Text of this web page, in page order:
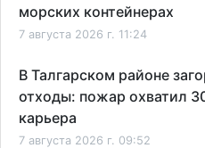
морских контейнерах
7 августа 2026 г. 11:24
В Талгарском районе
отходы: пожар охватил
карьера
7 августа 2026 г. 09:52